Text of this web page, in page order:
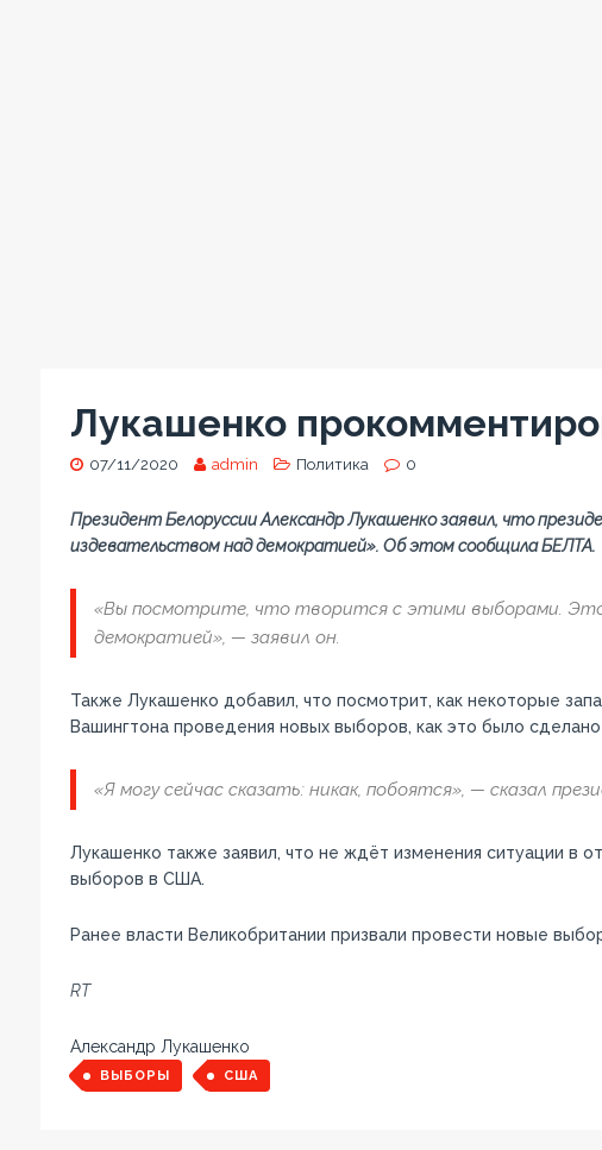
Лукашенко
07/11/2020 admin Политика 0
Президент Белоруссии Александр Лукашенко заявил, что
издевательством над демократией». Об этом сообщила БЕЛТА.
«Вы посмотрите, что творится с этими выборами.
демократией», — заявил он.
Также Лукашенко добавил, что посмотрит, как некоторые
Вашингтона проведения новых выборов, как это было
«Я могу сейчас сказать: никак, побоятся», — сказал
Лукашенко также заявил, что не ждёт изменения ситуации в
выборов в США.
Ранее власти Великобритании призвали провести новые
RT
Александр Лукашенко
ВЫБОРЫ США